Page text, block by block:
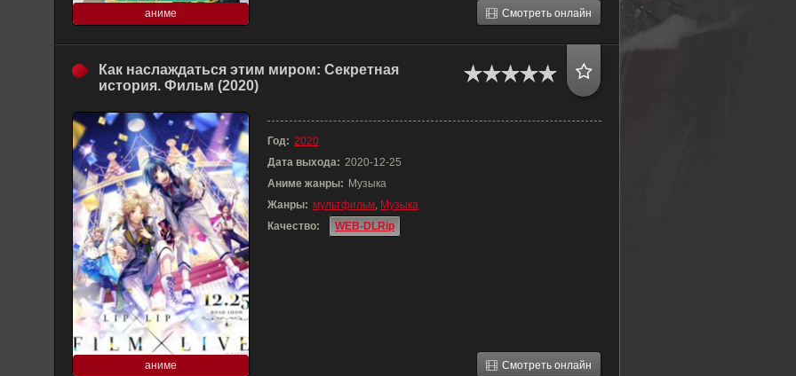
аниме Смотреть онлайн
Как наслаждаться этим миром: Секретная
история. Фильм (2020)
аниме
Год: 2020
Дата выхода: 2020-12-25
Аниме жанры: Музыка
Жанры: мультфильм, Музыка
Качество:
WEB-DLRip
Смотреть онлайн